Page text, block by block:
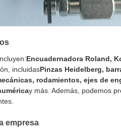
Encuadernadora Roland,
incluidasPinzas Heidelberg,
rodamientos, ejes de
y más. Además, podemos
empresa